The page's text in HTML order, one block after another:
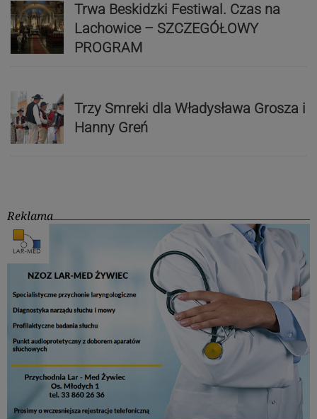
Trwa Beskidzki Festiwal. Czas na
Lachowice – SZCZEGÓŁOWY
PROGRAM
Trzy Smreki dla Władysława Grosza i
Hanny Greń
Reklama